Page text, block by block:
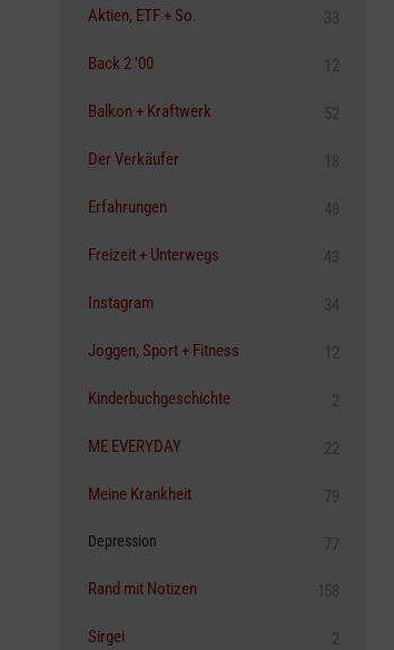
Aktien, ETF + So. 33
Back 2 '00 12
Balkon + Kraftwerk 52
Der Verkäufer 18
Erfahrungen 48
Freizeit + Unterwegs 43
Instagram 34
Joggen, Sport + Fitness 12
Kinderbuchgeschichte 2
ME EVERYDAY 22
Meine Krankheit 79
Depression 77
Rand mit Notizen 158
Sirgei 2